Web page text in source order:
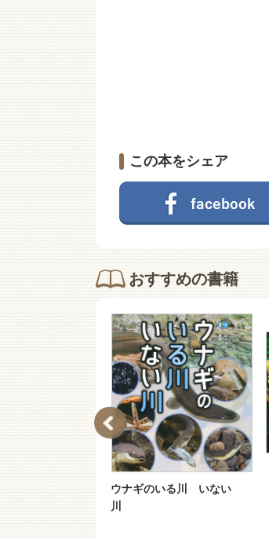
この本をシェア
おすすめの書籍
ウナギのいる川 いない
川